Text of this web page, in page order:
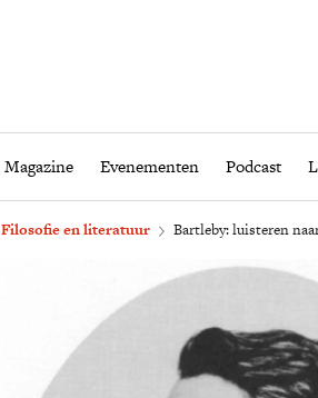
Magazine Evenementen Podcast
Home Magazine
Filosofie en literatuur Bartleby: luisteren